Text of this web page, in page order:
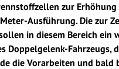
zur
Ausführung. Die zur
in diesem Bereich ein
Doppelgelenk-
die Vorarbeiten und